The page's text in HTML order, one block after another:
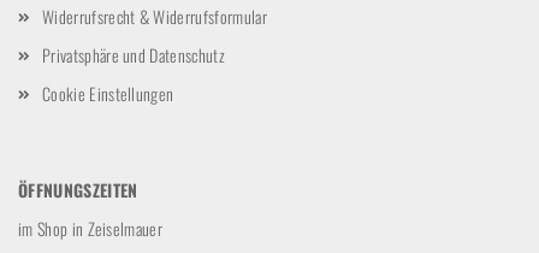
Widerrufsrecht & Widerrufsformular
Privatsphäre und Datenschutz
Cookie Einstellungen
ÖFFNUNGSZEITEN
im Shop in Zeiselmauer